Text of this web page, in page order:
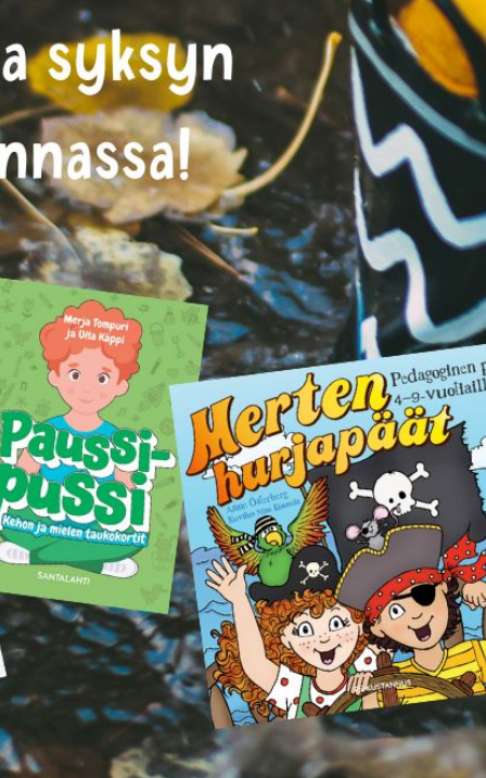
Etkö ole vielä Varhaiskasvatuksen Tietopalvelun
jäsen?
Liity tästä!